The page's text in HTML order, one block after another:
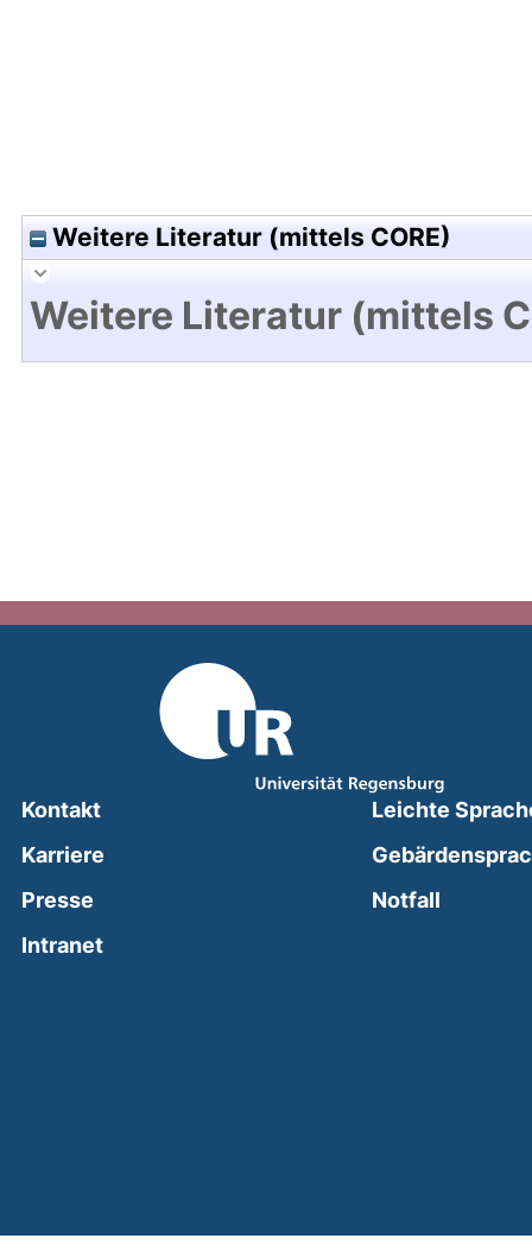
Weitere Literatur (mittels CORE)
Weitere Literatur (mittels
Kontakt
Karriere
Presse
Intranet(external link, opens in a new window)
Leichte
Notfall